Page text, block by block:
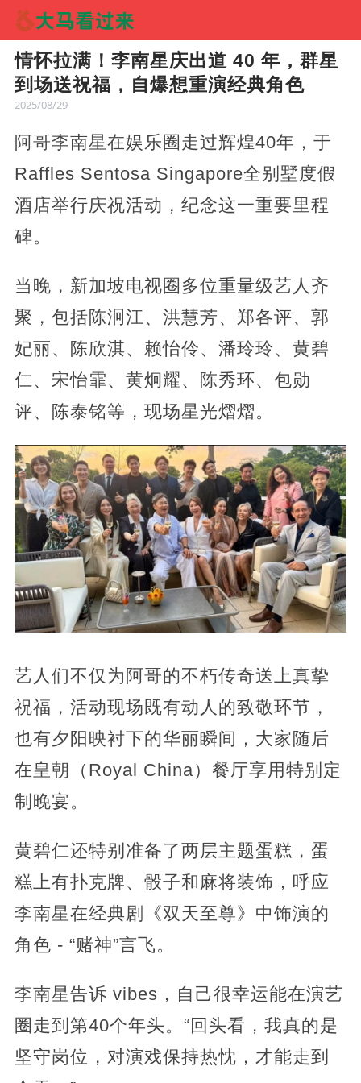
情怀拉满！李南星庆出道 40 年，群星
到场送祝福，自爆想重演经典角色
2025/08/29
阿哥李南星在娱乐圈走过辉煌40年，于
Raffles Sentosa Singapore全别墅度假
酒店举行庆祝活动，纪念这一重要里程
碑。
当晚，新加坡电视圈多位重量级艺人齐
聚，包括陈泂江、洪慧芳、郑各评、郭
妃丽、陈欣淇、赖怡伶、潘玲玲、黄碧
仁、宋怡霏、黄炯耀、陈秀环、包勋
评、陈泰铭等，现场星光熠熠。
艺人们不仅为阿哥的不朽传奇送上真挚
祝福，活动现场既有动人的致敬环节，
也有夕阳映衬下的华丽瞬间，大家随后
在皇朝（Royal China）餐厅享用特别定
制晚宴。
黄碧仁还特别准备了两层主题蛋糕，蛋
糕上有扑克牌、骰子和麻将装饰，呼应
李南星在经典剧《双天至尊》中饰演的
角色 - “赌神”言飞。
李南星告诉 vibes，自己很幸运能在演艺
圈走到第40个年头。“回头看，我真的是
坚守岗位，对演戏保持热忱，才能走到